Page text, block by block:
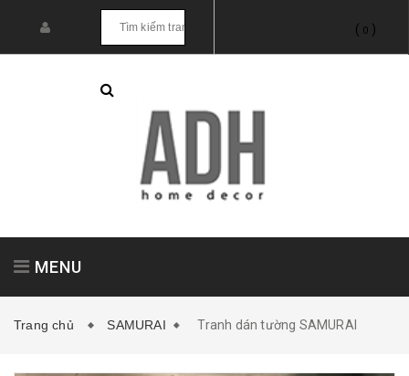
( 0 )
MENU
Trang chủ SAMURAI Tranh dán tường SAMURAI